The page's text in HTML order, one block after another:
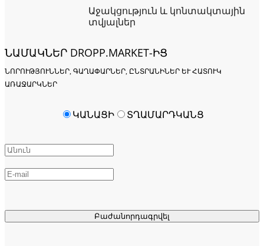
Աջակցություն և կոնտակտային
տվյալներ
ՆԱՄԱԿՆԵՐ DROPP.MARKET-ԻՑ
ՆՈՐՈՒԹՅՈՒՆՆԵՐ, ԳԱՂԱՓԱՐՆԵՐ, ԸՆՏՐԱՆԻՆԵՐ ԵՒ ՀԱՏՈՒԿ Ա
ՌԱՋԱՐԿՆԵՐ
Բաժանորդագրվել
ԿԱՆԱՑԻ ՏՂԱՄԱՐԴԿԱՆՑ